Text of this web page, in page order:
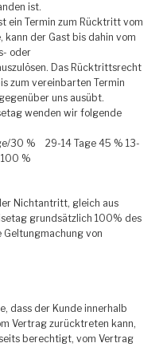
ist.
ein Termin zum Rücktritt vom
der Gast bis dahin vom
oder
Das Rücktrittsrecht
zum vereinbarten Termin
uns ausübt.
wenden wir folgende
30 % 29-14 Tage 45 % 13-
%
Nichtantritt, gleich aus
grundsätzlich 100% des
Geltungmachung von
dass der Kunde innerhalb
Vertrag zurücktreten kann,
berechtigt, vom Vertrag